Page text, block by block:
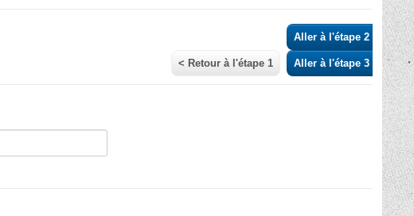
Aller à l'étape 2 >
Aller à l'étape 3 >
< Retour à l'étape 1